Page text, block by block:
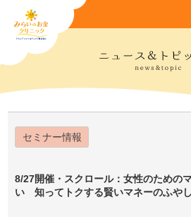
セミナー情報
8/27開催・スクロール：女性のための
い 知ってトクする賢いマネーのふやし